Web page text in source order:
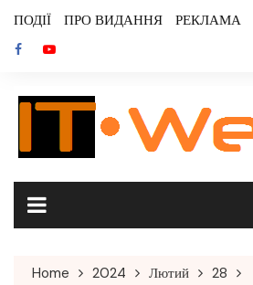
content
ПОДІЇ ПРО ВИДАННЯ РЕКЛАМА
Home 2024 Лютий
28